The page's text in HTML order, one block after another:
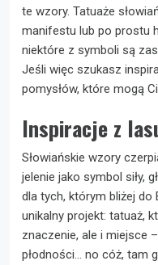
te wzory. Tatuaże
manifestu lub po prostu
niektóre z symboli są
Jeśli więc szukasz
pomysłów, które mogą
Inspiracje z
Słowiańskie wzory
jelenie jako symbol siły,
dla tych, którym bliżej
unikalny projekt: tatuaż,
znaczenie, ale i miejsce
płodności… no cóż, tam